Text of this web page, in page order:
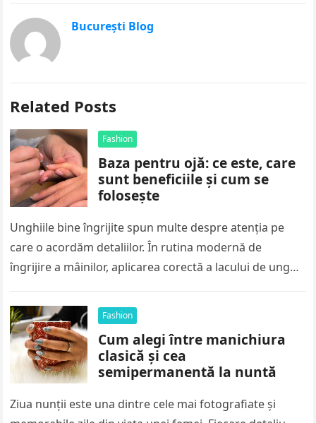
București Blog
Related Posts
Fashion
Baza pentru ojă: ce este, care
sunt beneficiile și cum se
folosește
Unghiile bine îngrijite spun multe despre atenția pe
care o acordăm detaliilor. În rutina modernă de
îngrijire a mâinilor, aplicarea corectă a lacului de unghii
Fashion
Cum alegi între manichiura
clasică și cea
semipermanentă la nuntă
Ziua nunții este una dintre cele mai fotografiate și